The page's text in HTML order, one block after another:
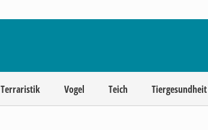
Terraristik Vogel Teich Tiergesundheit